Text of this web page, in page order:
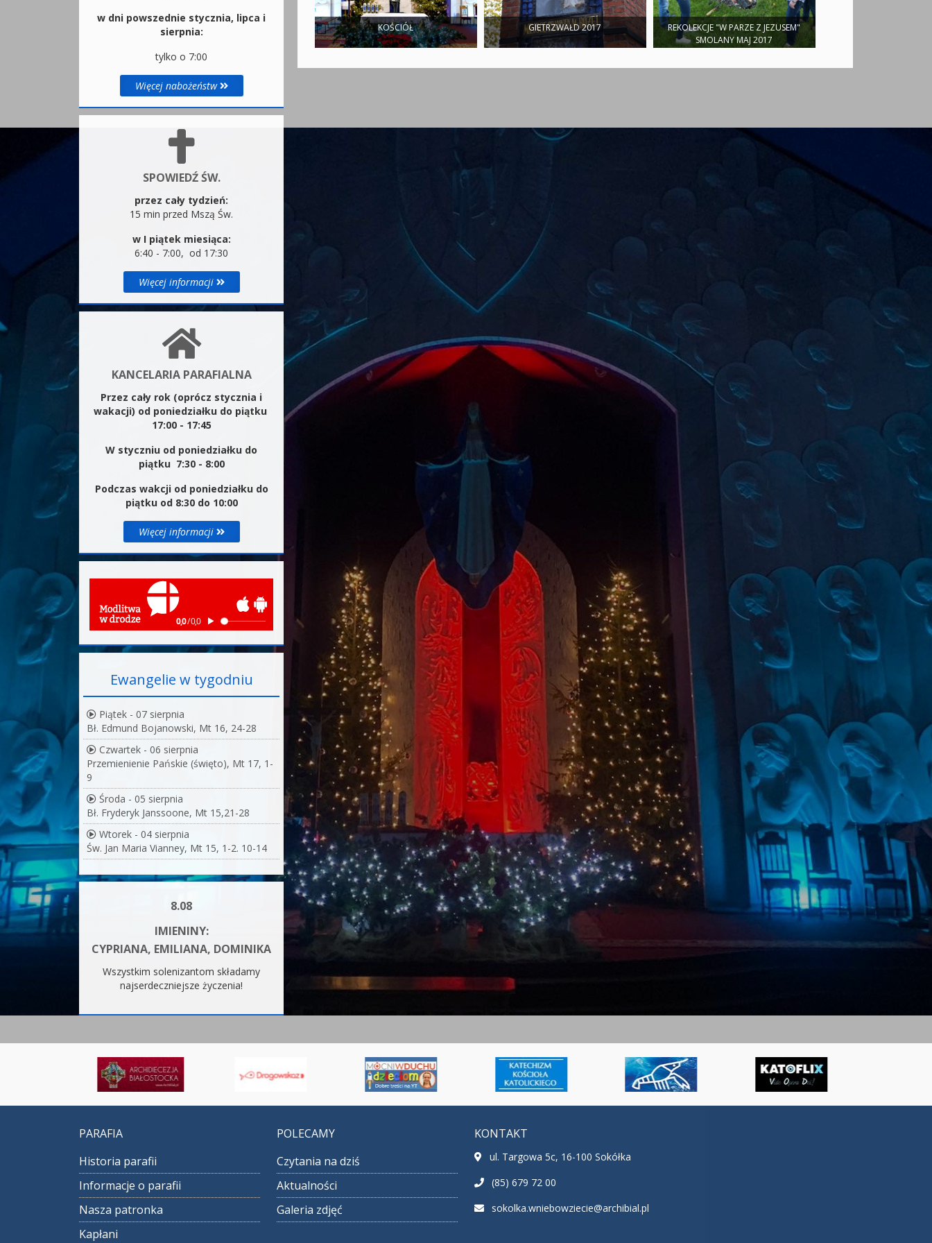
w dni powszednie stycznia, lipca i
sierpnia:
tylko o 7:00
Więcej nabożeństw
SPOWIEDŹ ŚW.
przez cały tydzień:
15 min przed Mszą Św.
w I piątek miesiąca:
6:40 - 7:00, od 17:30
Więcej informacji
KANCELARIA PARAFIALNA
Przez cały rok (oprócz stycznia i
wakacji) od poniedziałku do piątku
17:00 - 17:45
W styczniu od poniedziałku do
piątku 7:30 - 8:00
Podczas wakcji od poniedziałku do
piątku od 8:30 do 10:00
Więcej informacji
Ewangelie w tygodniu
Piątek - 07 sierpnia
Bł. Edmund Bojanowski, Mt 16, 24-28
Czwartek - 06 sierpnia
Przemienienie Pańskie (święto), Mt 17, 1-
9
Środa - 05 sierpnia
Bł. Fryderyk Janssoone, Mt 15,21-28
Wtorek - 04 sierpnia
Św. Jan Maria Vianney, Mt 15, 1-2. 10-14
8.08
IMIENINY:
CYPRIANA, EMILIANA, DOMINIKA
Wszystkim solenizantom składamy
najserdeczniejsze życzenia!
KOŚCIÓŁ GIETRZWAŁD 2017
REKOLEKCJE "W PARZE Z JEZUSEM"
SMOLANY MAJ 2017
PARAFIA
Historia parafii
Informacje o parafii
Nasza patronka
Kapłani
POLECAMY
Czytania na dziś
Aktualności
Galeria zdjęć
KONTAKT
ul. Targowa 5c, 16-100 Sokółka
(85) 679 72 00
sokolka.wniebowziecie@archibial.pl